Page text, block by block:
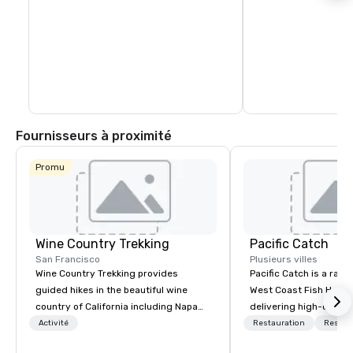
Fournisseurs à proximité
Promu
Wine Country Trekking
San Francisco
Wine Country Trekking provides
guided hikes in the beautiful wine
country of California including Napa
and Sonoma Valleys. These
Activité
Pacific Catch
Plusieurs villes
Pacific Catch is a
West Coast Fish
delivering high-
seafood with a
Restauration